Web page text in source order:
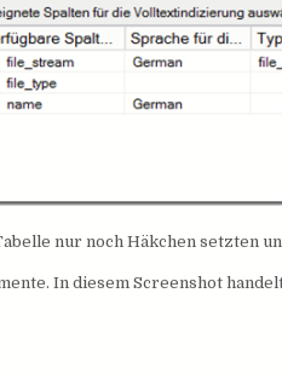
nur noch Häkchen setzten
In diesem Screenshot